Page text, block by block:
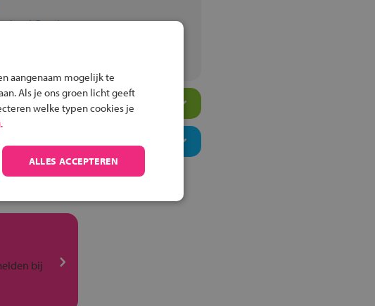
Groningen
bij
aangenaam mogelijk te
Als je ons groen licht geeft
welke typen cookies je
ALLES ACCEPTEREN